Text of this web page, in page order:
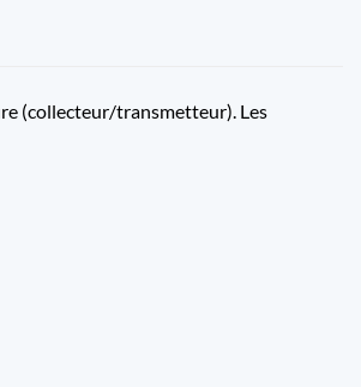
(collecteur/transmetteur). Les